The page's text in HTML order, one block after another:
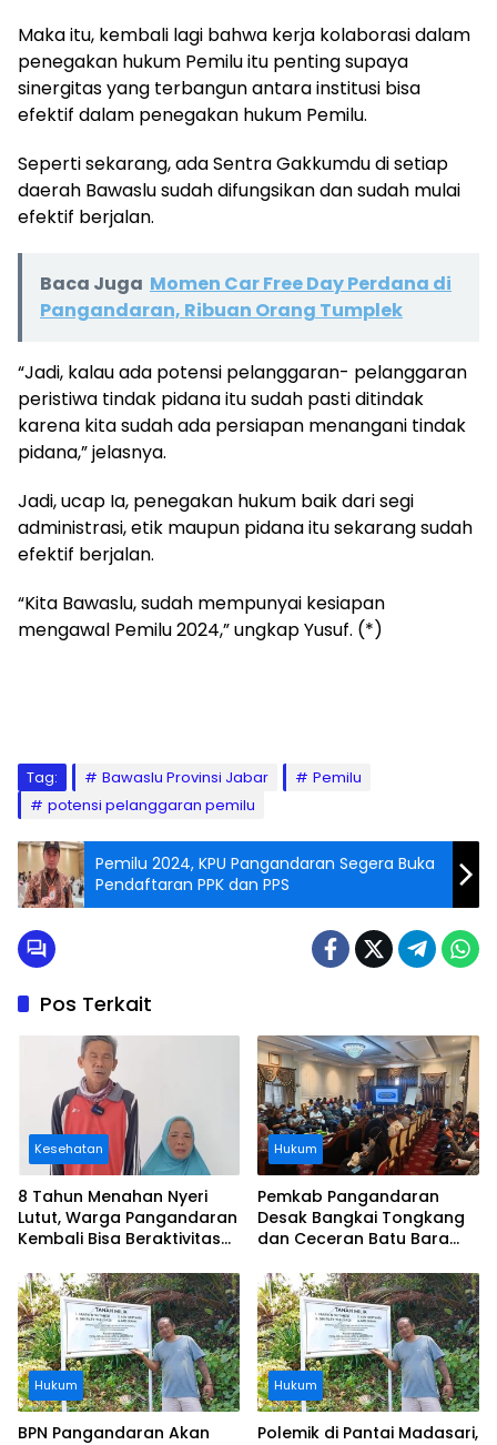
Maka itu, kembali lagi bahwa kerja kolaborasi dalam
penegakan hukum Pemilu itu penting supaya
sinergitas yang terbangun antara institusi bisa
efektif dalam penegakan hukum Pemilu.
Seperti sekarang, ada Sentra Gakkumdu di setiap
daerah Bawaslu sudah difungsikan dan sudah mulai
efektif berjalan.
Baca Juga Momen Car Free Day Perdana di
Pangandaran, Ribuan Orang Tumplek
“Jadi, kalau ada potensi pelanggaran- pelanggaran
peristiwa tindak pidana itu sudah pasti ditindak
karena kita sudah ada persiapan menangani tindak
pidana,” jelasnya.
Jadi, ucap Ia, penegakan hukum baik dari segi
administrasi, etik maupun pidana itu sekarang sudah
efektif berjalan.
“Kita Bawaslu, sudah mempunyai kesiapan
mengawal Pemilu 2024,” ungkap Yusuf. (*)
Tag: Bawaslu Provinsi Jabar
Pemilu
potensi pelanggaran pemilu
Pemilu 2024, KPU Pangandaran Segera Buka
Pendaftaran PPK dan PPS
Pos Terkait
Kesehatan
8 Tahun Menahan Nyeri
Lutut, Warga Pangandaran
Kembali Bisa Beraktivitas
Ditanggung BPJS
Hukum
Pemkab Pangandaran
Desak Bangkai Tongkang
dan Ceceran Batu Bara
Buruknya Koordinasi
Perusahaan
Hukum
BPN Pangandaran Akan
Hukum
Polemik di Pantai Madasari,